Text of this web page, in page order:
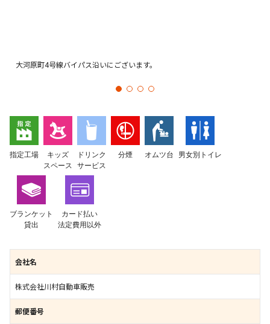
大河原町4号線バイパス沿いにございます。
指定工場
キッズ
スペース
ドリンク
サービス
分煙 オムツ台 男女別トイレ
ブランケット
貸出
カード払い
法定費用以外
会社名
株式会社川村自動車販売
郵便番号